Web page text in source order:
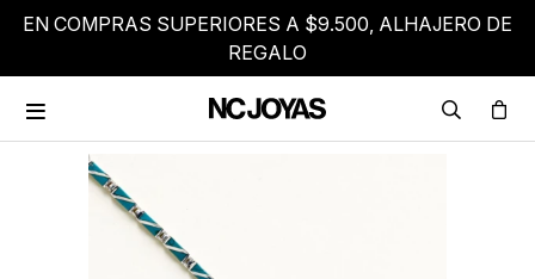
EN COMPRAS SUPERIORES A $9.500, ALHAJERO DE
REGALO
